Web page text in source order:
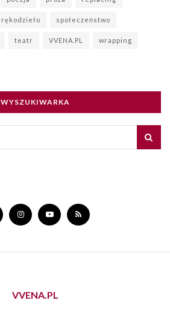
rękodzieło społeczeństwo
teatr VVENA.PL wrapping
WYSZUKIWARKA
VVENA.PL